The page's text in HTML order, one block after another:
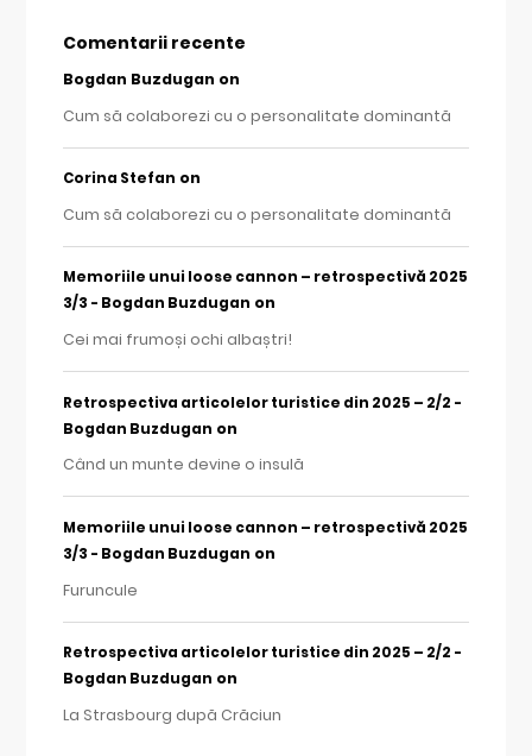
Comentarii recente
Bogdan Buzdugan on
Cum să colaborezi cu o personalitate dominantă
Corina Stefan on
Cum să colaborezi cu o personalitate dominantă
Memoriile unui loose cannon – retrospectivă 2025
3/3 - Bogdan Buzdugan on
Cei mai frumoși ochi albaștri!
Retrospectiva articolelor turistice din 2025 – 2/2 -
Bogdan Buzdugan on
Când un munte devine o insulă
Memoriile unui loose cannon – retrospectivă 2025
3/3 - Bogdan Buzdugan on
Furuncule
Retrospectiva articolelor turistice din 2025 – 2/2 -
Bogdan Buzdugan on
La Strasbourg după Crăciun